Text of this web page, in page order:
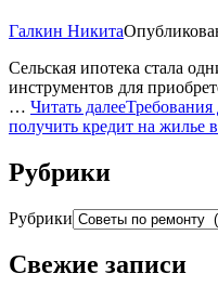
Галкин Никита
Сельская ипотека стала
инструментов для
… Читать далее
получить кредит на жилье
Рубрики
Рубрики
Свежие записи